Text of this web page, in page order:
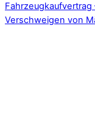
Verschweigen von